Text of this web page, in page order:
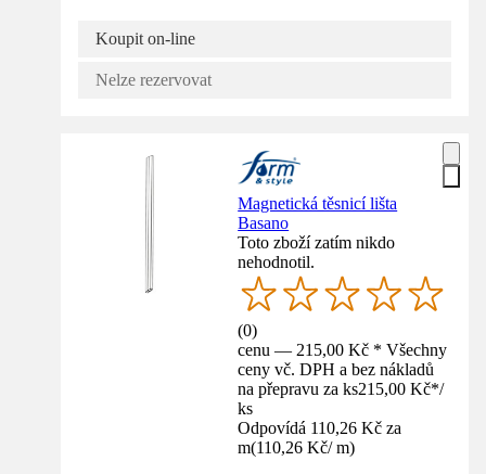
Koupit on-line
Nelze rezervovat
Magnetická těsnicí lišta
Basano
Toto zboží zatím nikdo
nehodnotil.
(0)
cenu — 215,00 Kč * Všechny
ceny vč. DPH a bez nákladů
na přepravu za ks215,00 Kč*/
ks
Odpovídá 110,26 Kč za
m(110,26 Kč/ m)